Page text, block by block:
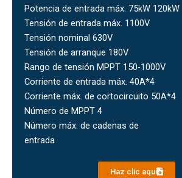
Potencia de entrada máx. 75kW 120kW
Tensión de entrada máx. 1100V
Tensión nominal 630V
Tensión de arranque 180V
Rango de tensión MPPT 150-1000V
Corriente de entrada máx. 40A*4
Corriente máx. de cortocircuito 50A*4
Número de MPPT 4
Número máx. de cadenas de
entrada
Haz clic aquí